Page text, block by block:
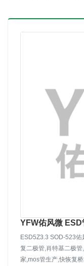
YFW佑风微 ESD管
PESD3V3S1UB-
ESD5Z3.3 SOD-523佑风微原厂,二极管,高压二极管,贴片二极管,快恢
复二极管,肖特基二极
家,mos管生产,快恢复